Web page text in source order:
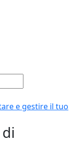
e gestire il tuo